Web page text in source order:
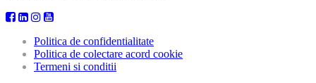
Politica de confidentialitate
Politica de colectare acord cookie
Termeni si conditii